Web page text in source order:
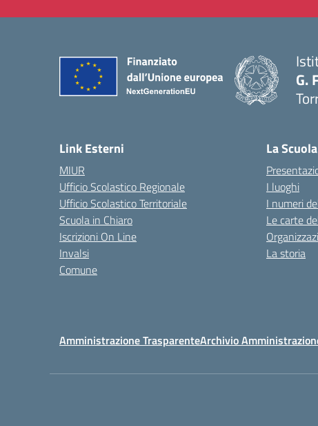
G.
Link Esterni
MIUR
Ufficio Scolastico Regionale
Ufficio Scolastico Territoriale
Scuola in Chiaro
Iscrizioni On Line
Invalsi
Comune
La Scuola
I luoghi
I numeri
Le carte
La storia
Amministrazione TrasparenteArchivio